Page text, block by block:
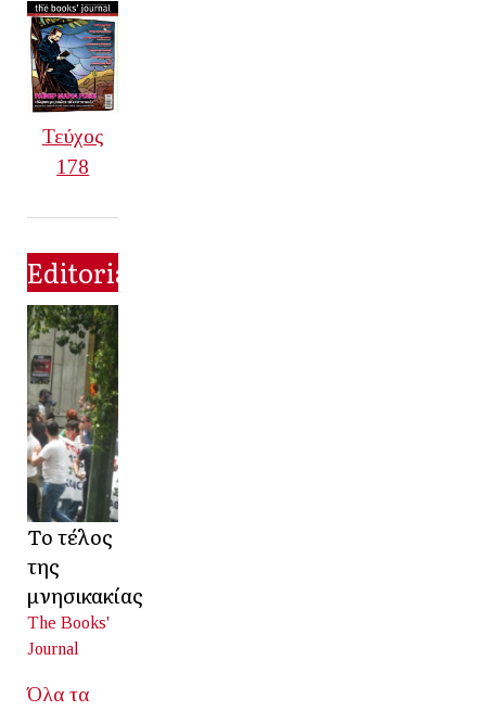
Τεύχος
178
Editorial
Το τέλος
της
μνησικακίας
The Books'
Journal
Όλα τα